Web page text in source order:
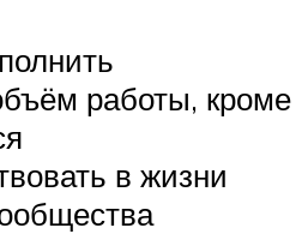
работы, кроме
в жизни